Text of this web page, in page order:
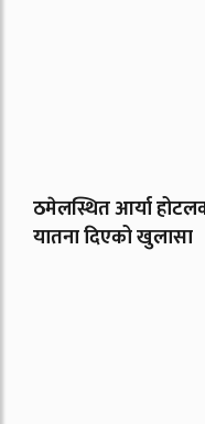
ठमेलस्थित आर्या
यातना दिएको खुलासा